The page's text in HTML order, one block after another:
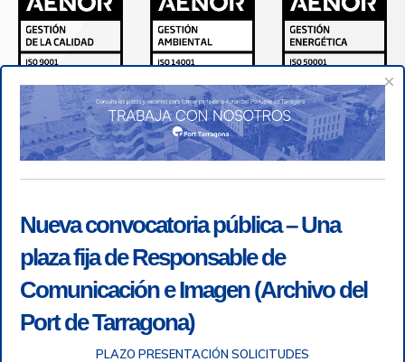
×
Nueva convocatoria pública – Una
plaza fija de Responsable de
Comunicación e Imagen (Archivo del
Port de Tarragona)
PLAZO PRESENTACIÓN SOLICITUDES